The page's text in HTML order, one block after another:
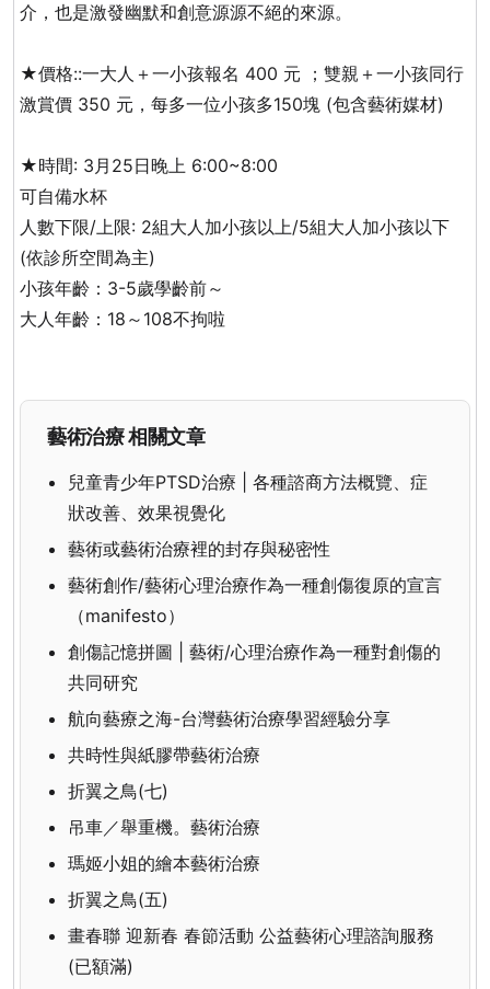
介，也是激發幽默和創意源源不絕的來源。
★價格::一大人＋一小孩報名 400 元 ；雙親＋一小孩同行
激賞價 350 元，每多一位小孩多150塊 (包含藝術媒材)
★時間: 3月25日晚上 6:00~8:00
可自備水杯
人數下限/上限: 2組大人加小孩以上/5組大人加小孩以下
(依診所空間為主)
小孩年齡：3-5歲學齡前～
大人年齡：18～108不拘啦
藝術治療 相關文章
兒童青少年PTSD治療 | 各種諮商方法概覽、症
狀改善、效果視覺化
藝術或藝術治療裡的封存與秘密性
藝術創作/藝術心理治療作為一種創傷復原的宣言
（manifesto）
創傷記憶拼圖 | 藝術/心理治療作為一種對創傷的
共同研究
航向藝療之海-台灣藝術治療學習經驗分享
共時性與紙膠帶藝術治療
折翼之鳥(七)
吊車／舉重機。藝術治療
瑪姬小姐的繪本藝術治療
折翼之鳥(五)
畫春聯 迎新春 春節活動 公益藝術心理諮詢服務
(已額滿)